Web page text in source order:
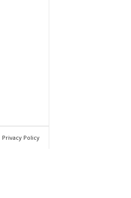
Privacy Policy